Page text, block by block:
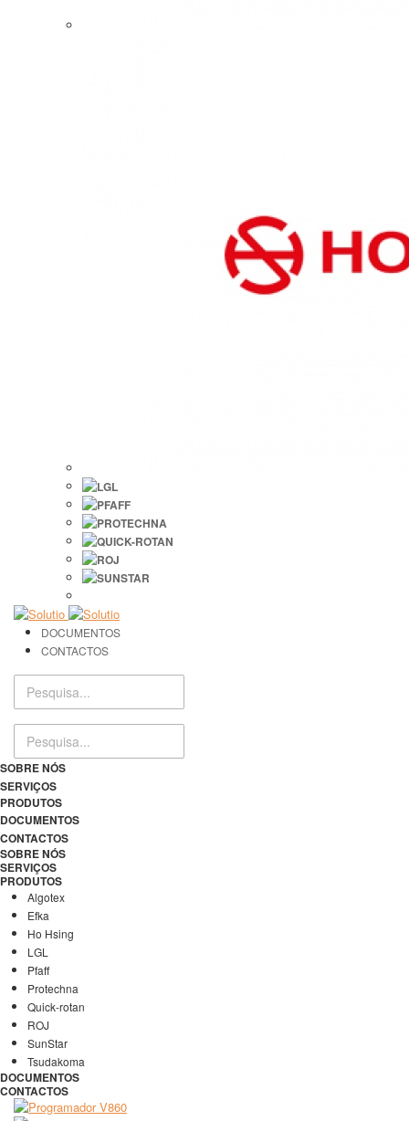
DOCUMENTOS
CONTACTOS
SOBRE NÓS
SERVIÇOS
PRODUTOS
DOCUMENTOS
CONTACTOS
SOBRE NÓS
SERVIÇOS
PRODUTOS
Algotex
Efka
Ho Hsing
LGL
Pfaff
Protechna
Quick-rotan
ROJ
SunStar
Tsudakoma
DOCUMENTOS
CONTACTOS